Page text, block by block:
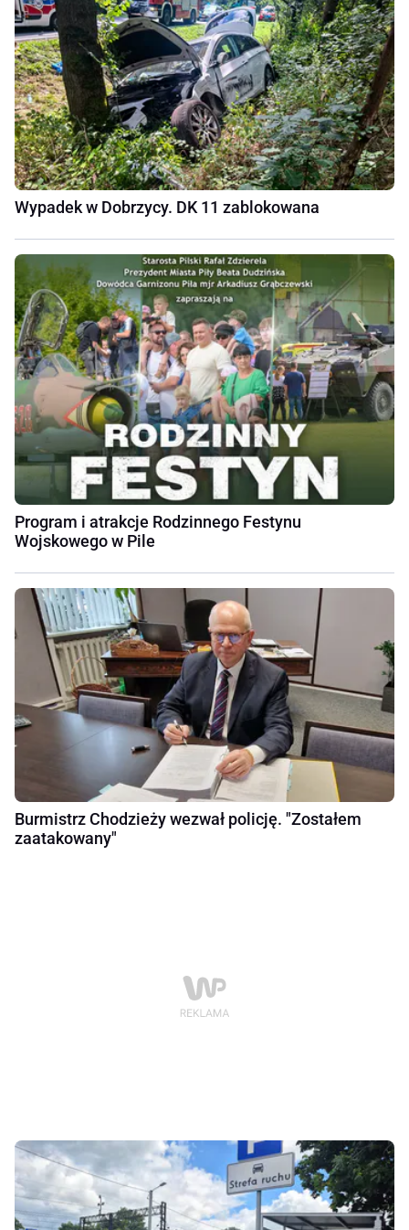
Wypadek w Dobrzycy. DK 11 zablokowana
Program i atrakcje Rodzinnego Festynu
Wojskowego w Pile
Burmistrz Chodzieży wezwał policję. "Zostałem
zaatakowany"